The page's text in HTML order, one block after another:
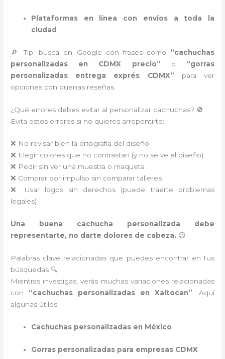
Plataformas en línea con envíos a toda la
ciudad
🔎 Tip: busca en Google con frases como “cachuchas
personalizadas en CDMX precio” o “gorras
personalizadas entrega exprés CDMX” para ver
opciones con buenas reseñas.
¿Qué errores debes evitar al personalizar cachuchas? 🚫
Evita estos errores si no quieres arrepentirte:
❌ No revisar bien la ortografía del diseño
❌ Elegir colores que no contrastan (y no se ve el diseño)
❌ Pedir sin ver una muestra o maqueta
❌ Comprar por impulso sin comparar talleres
❌ Usar logos sin derechos (puede traerte problemas
legales)
Una buena cachucha personalizada debe
representarte, no darte dolores de cabeza. 😉
Palabras clave relacionadas que puedes encontrar en tus
búsquedas 🔍
Mientras investigas, verás muchas variaciones relacionadas
con “cachuchas personalizadas en Xaltocan” . Aquí
algunas útiles:
Cachuchas personalizadas en México
Gorras personalizadas para empresas CDMX